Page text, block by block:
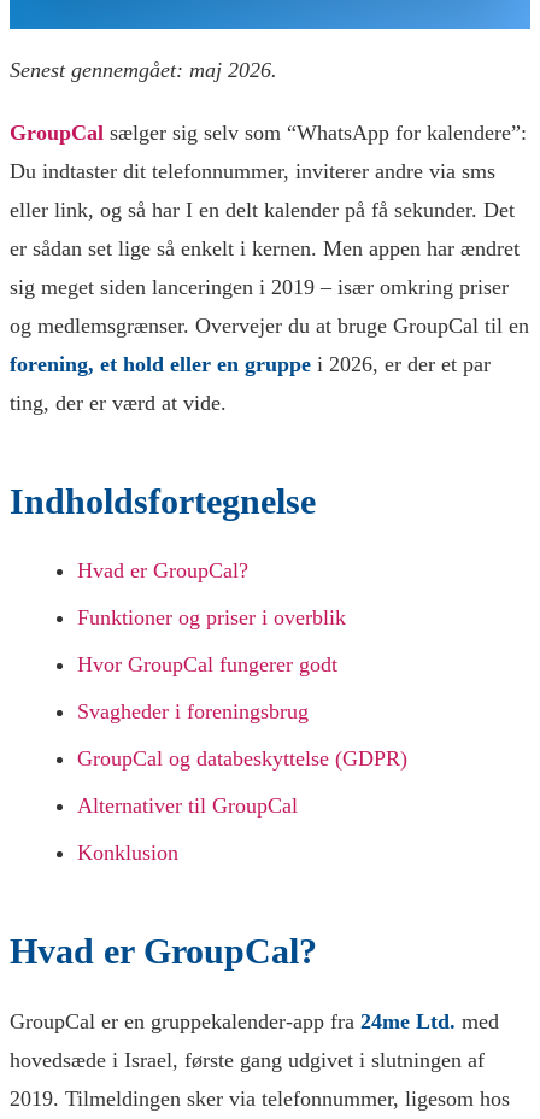
Senest gennemgået: maj 2026.
GroupCal sælger sig selv som “WhatsApp for kalendere”:
Du indtaster dit telefonnummer, inviterer andre via sms
eller link, og så har I en delt kalender på få sekunder. Det
er sådan set lige så enkelt i kernen. Men appen har ændret
sig meget siden lanceringen i 2019 – især omkring priser
og medlemsgrænser. Overvejer du at bruge GroupCal til en
forening, et hold eller en gruppe i 2026, er der et par
ting, der er værd at vide.
Indholdsfortegnelse
Hvad er GroupCal?
Funktioner og priser i overblik
Hvor GroupCal fungerer godt
Svagheder i foreningsbrug
GroupCal og databeskyttelse (GDPR)
Alternativer til GroupCal
Konklusion
Hvad er GroupCal?
GroupCal er en gruppekalender-app fra 24me Ltd. med
hovedsæde i Israel, første gang udgivet i slutningen af
2019. Tilmeldingen sker via telefonnummer, ligesom hos